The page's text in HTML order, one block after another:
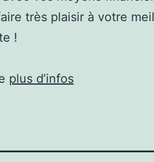
très plaisir à votre
!
plus d’infos